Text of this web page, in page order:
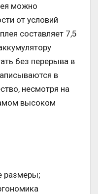
можно
от условий
составляет 7,5
без перерыва в
в
несмотря на
высоком
размеры;